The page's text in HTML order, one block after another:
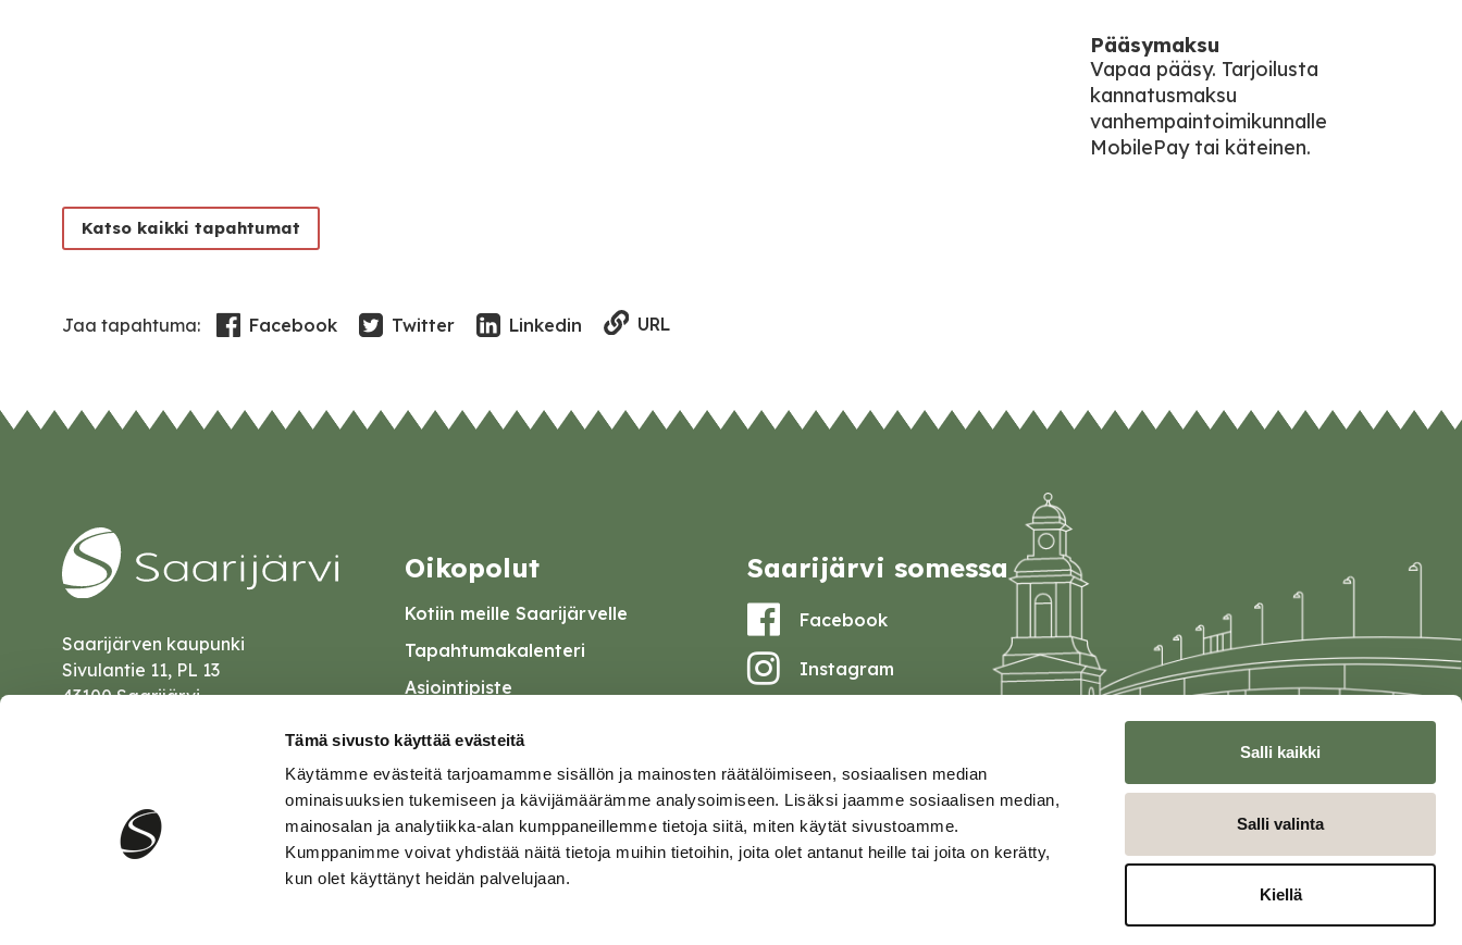
Tämä sivusto käyttää evästeitä
Käytämme evästeitä tarjoamamme sisällön ja mainosten räätälöimiseen, sosiaalisen median
ominaisuuksien tukemiseen ja kävijämäärämme analysoimiseen. Lisäksi jaamme sosiaalisen median,
mainosalan ja analytiikka-alan kumppaneillemme tietoja siitä, miten käytät sivustoamme.
Kumppanimme voivat yhdistää näitä tietoja muihin tietoihin, joita olet antanut heille tai joita on kerätty,
kun olet käyttänyt heidän palvelujaan.
Salli kaikki
Salli valinta
Kiellä
Pääsymaksu
Vapaa pääsy. Tarjoilusta
kannatusmaksu
vanhempaintoimikunnalle
MobilePay tai käteinen.
Katso kaikki tapahtumat
Jaa tapahtuma: Facebook Twitter Linkedin URL
Saarijärven kaupunki
Sivulantie 11, PL 13
43100 Saarijärvi
Oikopolut
Kotiin meille Saarijärvelle
Tapahtumakalenteri
Asiointipiste
Palautelomake
Saavutettavuusseloste
Tietosuoja
Saarijärvi somessa
Facebook
Instagram